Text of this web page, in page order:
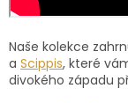
Naše kolekce
a Scippis, které
divokého západu